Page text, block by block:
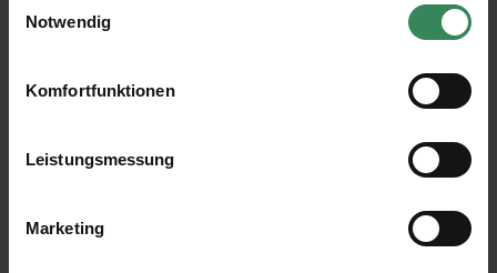
Ihre Einwilligung ist freiwillig und kann jederzeit über den
Link „Cookie-Einstellungen“ im Fußbereich der Seite
verwendeten Technologien und den Empfängern der
Daten finden Sie in unserer Datenschutzerklärung.
Notwendig
Komfortfunktionen
Leistungsmessung
Marketing
016 Petrol
016
Pastellgrün